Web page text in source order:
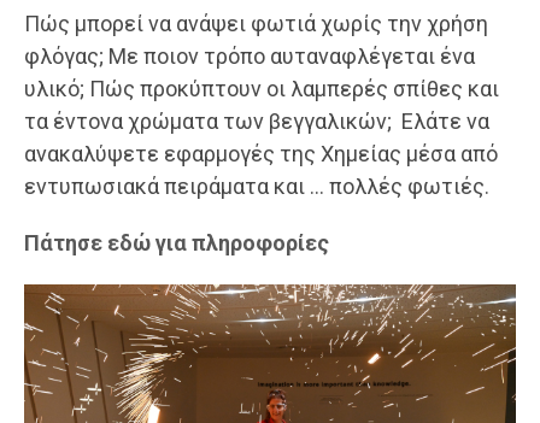
Πώς μπορεί να ανάψει φωτιά χωρίς την χρήση
φλόγας; Με ποιον τρόπο αυταναφλέγεται ένα
υλικό; Πώς προκύπτουν οι λαμπερές σπίθες και
τα έντονα χρώματα των βεγγαλικών; Ελάτε να
ανακαλύψετε εφαρμογές της Χημείας μέσα από
εντυπωσιακά πειράματα και … πολλές φωτιές.
Πάτησε εδώ για πληροφορίες